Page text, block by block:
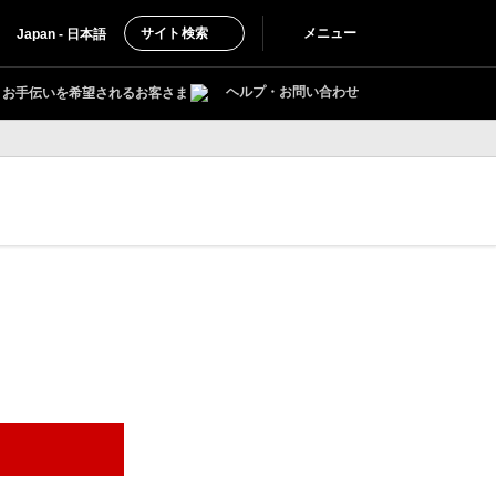
Japan - 日本語 サイト検索 メニュー
お手伝いを希望されるお客さま ヘルプ・お問い合わせ